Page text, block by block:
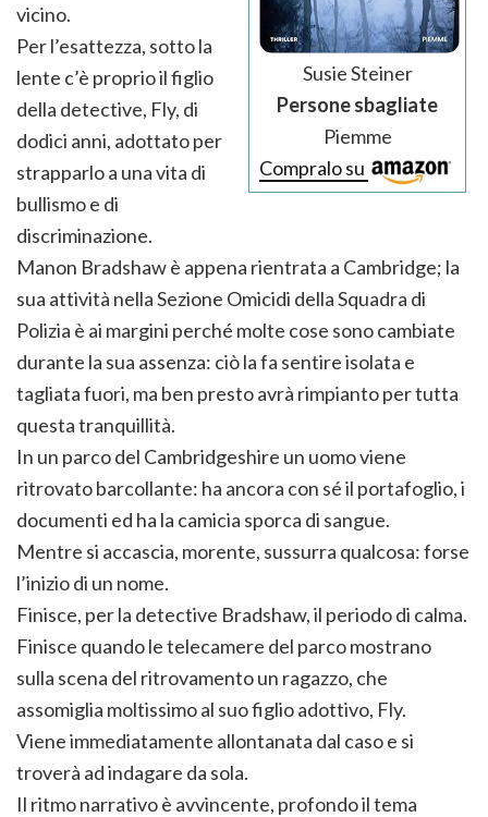
Susie Steiner
Persone sbagliate
Piemme
Compralo su
vicino.
Per l’esattezza, sotto la
lente c’è proprio il figlio
della detective, Fly, di
dodici anni, adottato per
strapparlo a una vita di
bullismo e di
discriminazione.
Manon Bradshaw è appena rientrata a Cambridge; la
sua attività nella Sezione Omicidi della Squadra di
Polizia è ai margini perché molte cose sono cambiate
durante la sua assenza: ciò la fa sentire isolata e
tagliata fuori, ma ben presto avrà rimpianto per tutta
questa tranquillità.
In un parco del Cambridgeshire un uomo viene
ritrovato barcollante: ha ancora con sé il portafoglio, i
documenti ed ha la camicia sporca di sangue.
Mentre si accascia, morente, sussurra qualcosa: forse
l’inizio di un nome.
Finisce, per la detective Bradshaw, il periodo di calma.
Finisce quando le telecamere del parco mostrano
sulla scena del ritrovamento un ragazzo, che
assomiglia moltissimo al suo figlio adottivo, Fly.
Viene immediatamente allontanata dal caso e si
troverà ad indagare da sola.
Il ritmo narrativo è avvincente, profondo il tema